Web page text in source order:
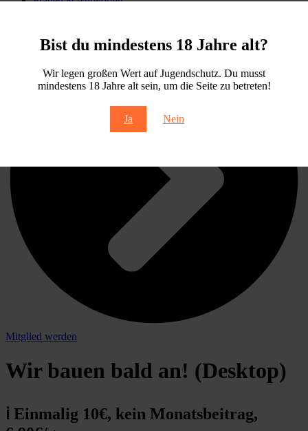
Bist du mindestens 18 Jahre alt?
Wir legen großen Wert auf Jugendschutz. Du musst
mindestens 18 Jahre alt sein, um die Seite zu betreten!
Ja Nein
Mitglied werden
Wir bauen bald an! (Desktop)
ℹ️ Einmalig 10€, kein Monatsbeitrag,